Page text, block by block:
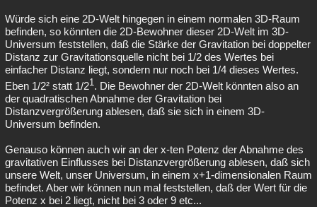
Würde sich eine 2D-Welt hingegen in einem normalen 3D-Raum
befinden, so könnten die 2D-Bewohner dieser 2D-Welt im 3D-
Universum feststellen, daß die Stärke der Gravitation bei doppelter
Distanz zur Gravitationsquelle nicht bei 1/2 des Wertes bei
einfacher Distanz liegt, sondern nur noch bei 1/4 dieses Wertes.
Eben 1/2² statt 1/21. Die Bewohner der 2D-Welt könnten also an
der quadratischen Abnahme der Gravitation bei
Distanzvergrößerung ablesen, daß sie sich in einem 3D-
Universum befinden.
Genauso können auch wir an der x-ten Potenz der Abnahme des
gravitativen Einflusses bei Distanzvergrößerung ablesen, daß sich
unsere Welt, unser Universum, in einem x+1-dimensionalen Raum
befindet. Aber wir können nun mal feststellen, daß der Wert für die
Potenz x bei 2 liegt, nicht bei 3 oder 9 etc...